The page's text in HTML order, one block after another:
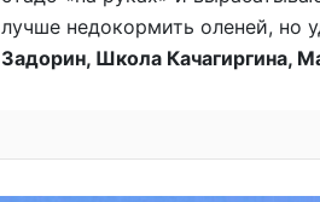
лучше недокормить оленей, но
Задорин, Школа Качагиргина,